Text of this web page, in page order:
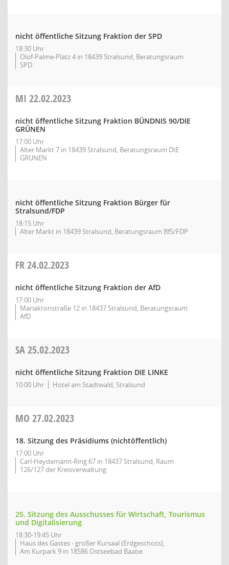
nicht öffentliche Sitzung Fraktion der SPD
18:30 Uhr
Olof-Palme-Platz 4 in 18439 Stralsund, Beratungsraum
SPD
MI 22.02.2023
nicht öffentliche Sitzung Fraktion BÜNDNIS 90/DIE
GRÜNEN
17:00 Uhr
Alter Markt 7 in 18439 Stralsund, Beratungsraum DIE
GRÜNEN
nicht öffentliche Sitzung Fraktion Bürger für
Stralsund/FDP
18:15 Uhr
Alter Markt in 18439 Stralsund, Beratungsraum BfS/FDP
FR24.02.2023
nicht öffentliche Sitzung Fraktion der AfD
17:00 Uhr
Mariakronstraße 12 in 18437 Stralsund, Beratungsraum
AfD
SA25.02.2023
nicht öffentliche Sitzung Fraktion DIE LINKE
10:00 Uhr Hotel am Stadtwald, Stralsund
MO 27.02.2023
18. Sitzung des Präsidiums (nichtöffentlich)
17:00 Uhr
Carl-Heydemann-Ring 67 in 18437 Stralsund, Raum
126/127 der Kreisverwaltung
25. Sitzung des Ausschusses für Wirtschaft, Tourismus
und Digitalisierung
18:30-19:45 Uhr
Haus des Gastes - großer Kursaal (Erdgeschoss),
Am Kurpark 9 in 18586 Ostseebad Baabe